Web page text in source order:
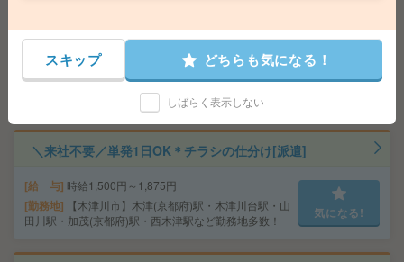
給 与 時給1400円～
交通費 交通費規定内支給
勤務地 【橿原市】大和八木・橿原神宮西口・新ノ
口・坊城・畝傍御陵前など勤務地多数！
気になる!
＼来社不要／単発1日OK＊チラシの仕分け[派遣]
給 与 時給1,500円～1,875円
勤務地
【木津川市】木津(京都府)駅・木津川台駅・山
田川駅・加茂(京都府)駅・西木津駅など勤務地多数！
気になる!
スキップ どちらも気になる！
しばらく表示しない